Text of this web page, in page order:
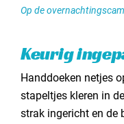
Op de
Keurig
Handdoeken netjes
stapeltjes kleren in
strak ingericht en de